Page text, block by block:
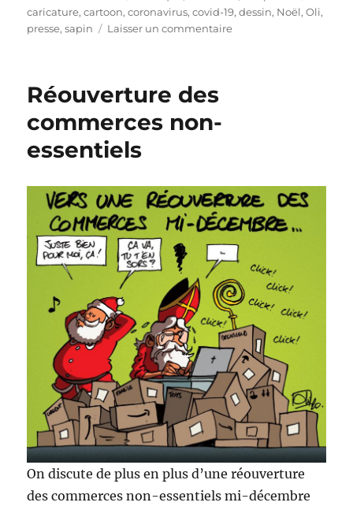
le
caricature,cartoon,coronavirus,covid-19,dessin, Noël,Oli,
presse,sapin Laisser un commentairesur
Réouverture des
commerces non-
essentiels
On discute de plus en plus d’une réouverture
des commerces non-essentiels mi-décembre